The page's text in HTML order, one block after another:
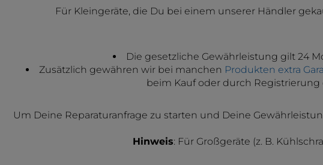
Für Kleingeräte, die Du bei einem unserer Händler
Die gesetzliche Gewährleistung gilt 24
Zusätzlich gewähren wir bei manchen Produkten extra
beim Kauf oder durch
Um Deine Reparaturanfrage zu starten und Deine
Hinweis: Für Großgeräte (z. B.